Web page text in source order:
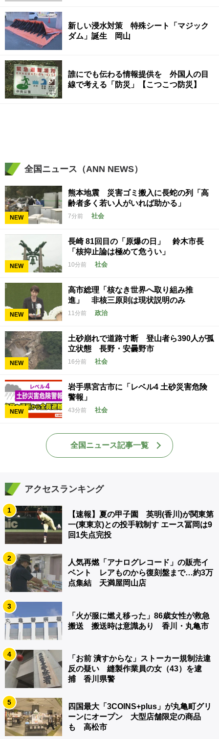
新しい浸水対策 特殊シート「マジック
ダム」誕生 岡山
誰にでも伝わる情報提供を 外国人の目
線で考える「防災」【こつこつ防災】
全国ニュース（ANN NEWS）
NEW
熊本地震 災害ゴミ搬入に長蛇の列「高
齢者多く若い人がいれば助かる」
7分前 社会
NEW
長崎 81回目の「原爆の日」 鈴木市長
「核抑止論は極めて危うい」
10分前 社会
NEW
高市総理「核なき世界へ取り組み推
進」 非核三原則は現状説明のみ
11分前 政治
NEW
土砂崩れで道路寸断 登山者ら390人が孤
立状態 長野・安曇野市
16分前 社会
NEW
岩手県宮古市に「レベル4 土砂災害危険
警報」
43分前 社会
全国ニュース記事一覧
アクセスランキング
1
【速報】夏の甲子園 英明(香川)が関東第
一(東東京)との投手戦制す エース冨岡は9
回1失点完投
2
人気再燃「アナログレコード」の販売イ
ベント レアものから復刻盤まで…約3万
点集結 天満屋岡山店
3
「火が服に燃え移った」86歳女性が救急
搬送 搬送時は意識あり 香川・丸亀市
4
「お前 潰すからな」ストーカー規制法違
反の疑い 縫製作業員の女（43）を逮
捕 香川県警
5
四国最大「3COINS+plus」が丸亀町グリ
ーンにオープン 大型店舗限定の商品
も 高松市